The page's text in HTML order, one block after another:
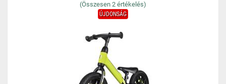
(Összesen 2 értékelés)
ÚJDONSÁG